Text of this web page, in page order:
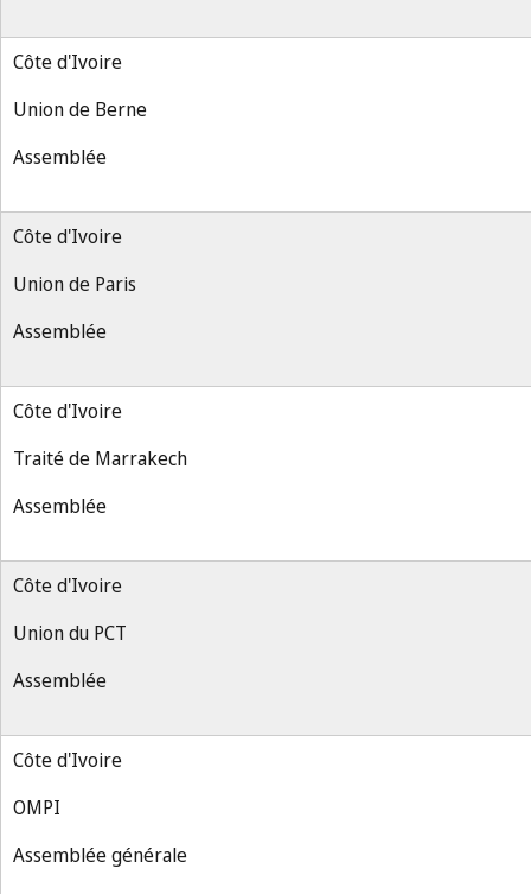
Côte d'Ivoire
Union de Berne
Assemblée
Côte d'Ivoire
Union de Paris
Assemblée
Côte d'Ivoire
Traité de Marrakech
Assemblée
Côte d'Ivoire
Union du PCT
Assemblée
Côte d'Ivoire
OMPI
Assemblée générale